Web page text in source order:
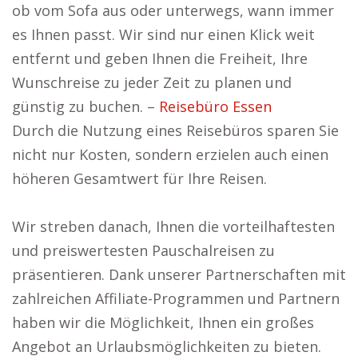
ob vom Sofa aus oder unterwegs, wann immer
es Ihnen passt. Wir sind nur einen Klick weit
entfernt und geben Ihnen die Freiheit, Ihre
Wunschreise zu jeder Zeit zu planen und
günstig zu buchen. – Reisebüro Essen
Durch die Nutzung eines Reisebüros sparen Sie
nicht nur Kosten, sondern erzielen auch einen
höheren Gesamtwert für Ihre Reisen.
Wir streben danach, Ihnen die vorteilhaftesten
und preiswertesten Pauschalreisen zu
präsentieren. Dank unserer Partnerschaften mit
zahlreichen Affiliate-Programmen und Partnern
haben wir die Möglichkeit, Ihnen ein großes
Angebot an Urlaubsmöglichkeiten zu bieten.